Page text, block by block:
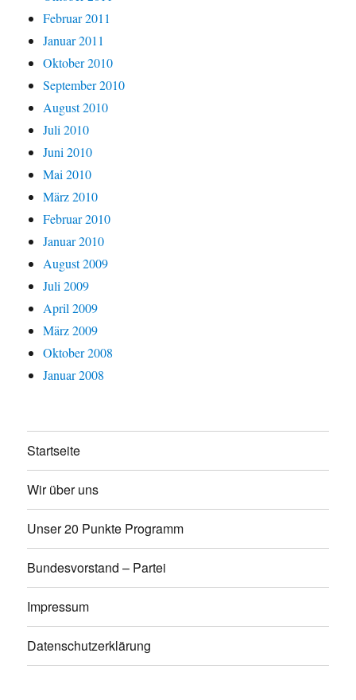
Februar 2011
Januar 2011
Oktober 2010
September 2010
August 2010
Juli 2010
Juni 2010
Mai 2010
März 2010
Februar 2010
Januar 2010
August 2009
Juli 2009
April 2009
März 2009
Oktober 2008
Januar 2008
Startseite
Wir über uns
Unser 20 Punkte Programm
Bundesvorstand – Partei
Impressum
Datenschutzerklärung